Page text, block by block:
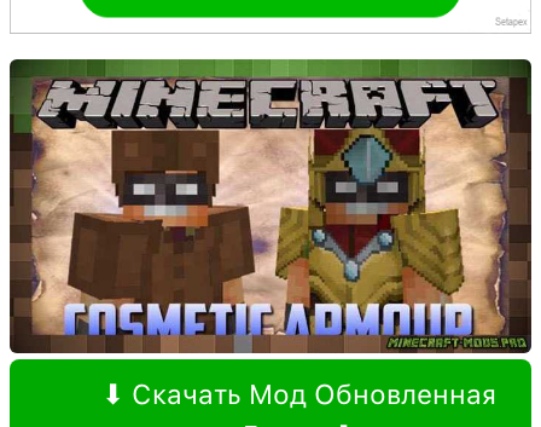
⬇ Скачать Мод Обновленная